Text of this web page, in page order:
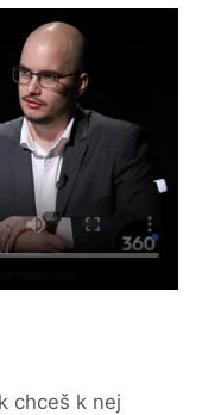
chceš k nej